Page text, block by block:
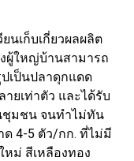
นเก็บเกี่ยวผลผลิต
ผู้ใหญ่บ้านสามารถ
เป็นปลาดุกแดด
ายเท่าตัว และได้รับ
ชุมชน จนทำไม่ทัน
ด 4-5 ตัว/กก. ที่ไม่มี
ม่ สีเหลืองทอง